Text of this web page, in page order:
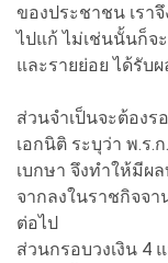
ของประชาชน เรา
ไปแก้ ไม่เช่นนั้นก็จ
และรายย่อย ได้รับ
ส่วนจำเป็นจะต้อง
เอกนิติ ระบุว่า พ.ร.
เบกษา จึงทำให้มีผ
จากลงในราชกิจจา
ต่อไป
ส่วนกรอบวงเงิน 4